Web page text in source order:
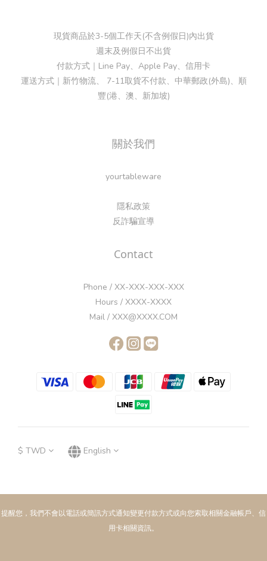
現貨商品於3-5個工作天(不含例假日)內出貨
週末及例假日不出貨
付款方式｜Line Pay、Apple Pay、信用卡
運送方式｜新竹物流、 7-11取貨不付款、中華郵政(外島)、順
豐(港、澳、新加坡)
關於我們
yourtableware
隱私政策
反詐騙宣導
Contact
Phone / XX-XXX-XXX-XXX
Hours / XXXX-XXXX
Mail / XXX@XXXX.COM
$ TWD English
提醒您，我們不會以電話或簡訊方式通知變更付款方式或向您索取相關金融帳戶、信
用卡相關資訊。